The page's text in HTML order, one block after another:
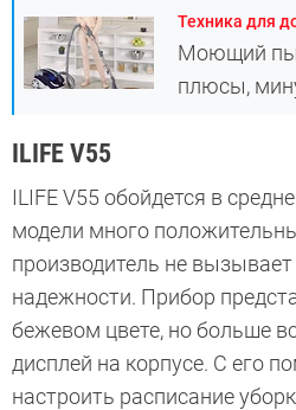
Техника для
Моющий
плюсы,
ILIFE V55
ILIFE V55 обойдется в
модели много
производитель не
надежности. Прибор
бежевом цвете, но больше
дисплей на корпусе. С его
настроить расписание